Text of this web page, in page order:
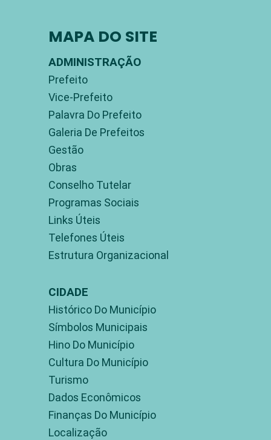
MAPA DO SITE
ADMINISTRAÇÃO
Prefeito
Vice-Prefeito
Palavra Do Prefeito
Galeria De Prefeitos
Gestão
Obras
Conselho Tutelar
Programas Sociais
Links Úteis
Telefones Úteis
Estrutura Organizacional
CIDADE
Histórico Do Município
Símbolos Municipais
Hino Do Município
Cultura Do Município
Turismo
Dados Econômicos
Finanças Do Município
Localização